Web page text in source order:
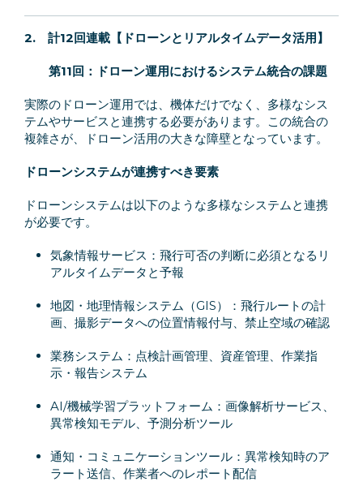
2. 計12回連載【ドローンとリアルタイムデータ活用】
第11回： ドローン運用におけるシステム統合の課題
実際のドローン運用では、機体だけでなく、多様なシス
テムやサービスと連携する必要があります。この統合の
複雑さが、ドローン活用の大きな障壁となっています。
ドローンシステムが連携すべき要素
ドローンシステムは以下のような多様なシステムと連携
が必要です。
気象情報サービス：飛行可否の判断に必須となるリ
アルタイムデータと予報
地図・地理情報システム（GIS）：飛行ルートの計
画、撮影データへの位置情報付与、禁止空域の確認
業務システム：点検計画管理、資産管理、作業指
示・報告システム
AI/機械学習プラットフォーム：画像解析サービス、
異常検知モデル、予測分析ツール
通知・コミュニケーションツール：異常検知時のア
ラート送信、作業者へのレポート配信